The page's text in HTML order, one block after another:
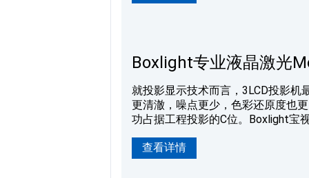
列激光投影机都能以饱满的色彩和
Boxlight专业液晶激光
就投影显示技术而言，3LCD投影机
更清澈，噪点更少，色彩还原度也
功占据工程投影的C位。Boxlight宝
20,000小时长寿命高亮画面，原生
滤网密闭冷却方式，“低噪音”和“
查看详情